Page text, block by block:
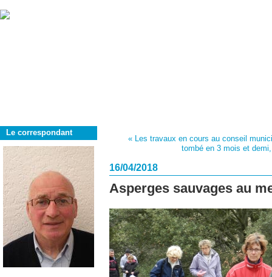
Le correspondant
« Les travaux en cours au conseil
tombé en 3 mois et
16/04/2018
Asperges sauvages au